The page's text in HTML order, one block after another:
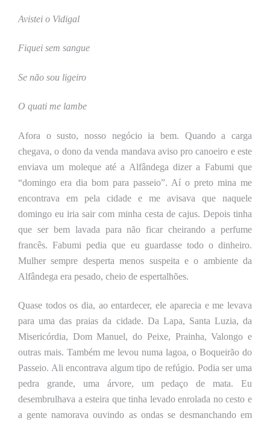
Avistei o Vidigal
Fiquei sem sangue
Se não sou ligeiro
O quati me lambe
Afora o susto, nosso negócio ia bem. Quando a carga
chegava, o dono da venda mandava aviso pro canoeiro e este
enviava um moleque até a Alfândega dizer a Fabumi que
“domingo era dia bom para passeio”. Aí o preto mina me
encontrava em pela cidade e me avisava que naquele
domingo eu iria sair com minha cesta de cajus. Depois tinha
que ser bem lavada para não ficar cheirando a perfume
francês. Fabumi pedia que eu guardasse todo o dinheiro.
Mulher sempre desperta menos suspeita e o ambiente da
Alfândega era pesado, cheio de espertalhões.
Quase todos os dia, ao entardecer, ele aparecia e me levava
para uma das praias da cidade. Da Lapa, Santa Luzia, da
Misericórdia, Dom Manuel, do Peixe, Prainha, Valongo e
outras mais. Também me levou numa lagoa, o Boqueirão do
Passeio. Ali encontrava algum tipo de refúgio. Podia ser uma
pedra grande, uma árvore, um pedaço de mata. Eu
desembrulhava a esteira que tinha levado enrolada no cesto e
a gente namorava ouvindo as ondas se desmanchando em